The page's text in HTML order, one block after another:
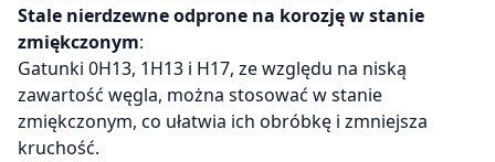
Stale nierdzewne odprone na korozję w stanie
zmiękczonym:
Gatunki 0H13, 1H13 i H17, ze względu na niską
zawartość węgla, można stosować w stanie
zmiękczonym, co ułatwia ich obróbkę i zmniejsza
kruchość.